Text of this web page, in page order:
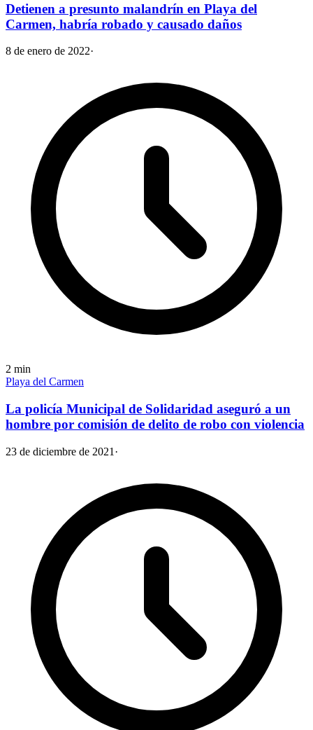
Detienen a presunto malandrín en Playa del
Carmen, habría robado y causado daños
8 de enero de 2022·
2 min
Playa del Carmen
La policía Municipal de Solidaridad aseguró a un
hombre por comisión de delito de robo con violencia
23 de diciembre de 2021 ·